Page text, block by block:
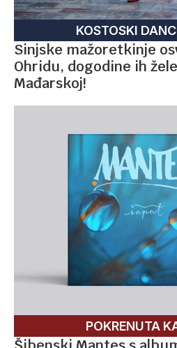
KOSTOSKI
Sinjske mažoretkinje
Ohridu, dogodine ih
Mađarskoj!
POKRENUTA